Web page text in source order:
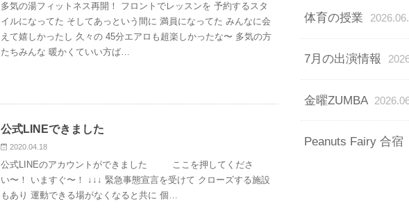
多気の湯フィットネス再開！ フロントでレッスンを 予約するスタ
イルになってた そしてあっという間に 満員になってた みんなに会
えて嬉しかったし 久々の 45分エアロも超楽しかったな〜 多気の方
たちみんな 暖かくていい方ば…
公式LINEできました
2020.04.18
公式LINEのアカウントができました ここを押してくださ
い〜！ いますぐ〜！ ↓↓↓ 緊急事態宣言を受けて クローズする施設
もあり 運動できる場がなくなると共に 個…
体育の授業
7月の出演情報
金曜ZUMBA
Peanuts Fairy 合宿